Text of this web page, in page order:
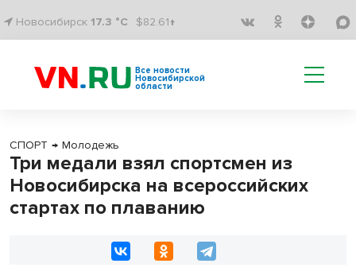
Новосибирск 17.3 °C $82.61↑
Все новости
Новосибирской
области
СПОРТ → Молодежь
Три медали взял спортсмен из
Новосибирска на всероссийских
стартах по плаванию